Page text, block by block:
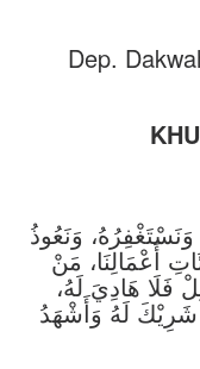
Dep.
وَنَعُوذُ
أَعْمَالِنَا، مَنْ
فَلَا هَادِيَ لَهُ،
شَرِيْكَ لَهُ وَأَشْهَدُ